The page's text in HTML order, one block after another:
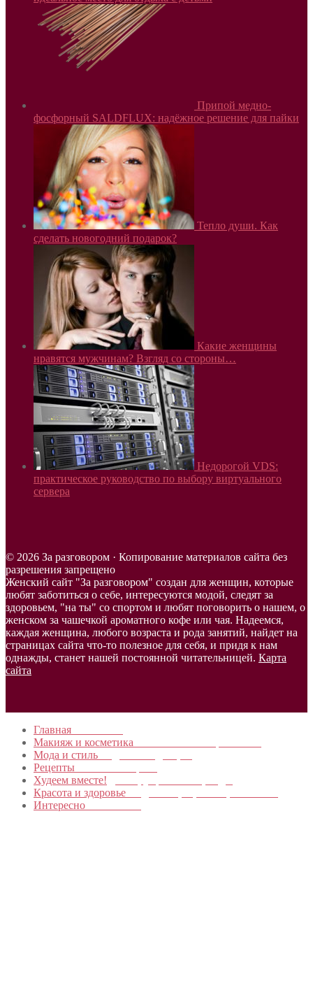
Припой медно-
фосфорный SALDFLUX: надёжное решение для пайки
Тепло души. Как
сделать новогодний подарок?
Какие женщины
нравятся мужчинам? Взгляд со стороны…
Недорогой VDS:
практическое руководство по выбору виртуального
сервера
© 2026 За разговором · Копирование материалов сайта без
разрешения запрещено
Женский сайт "За разговором" создан для женщин, которые
любят заботиться о себе, интересуются модой, следят за
здоровьем, "на ты" со спортом и любят поговорить о нашем, о
женском за чашечкой ароматного кофе или чая. Надеемся,
каждая женщина, любого возраста и рода занятий, найдет на
страницах сайта что-то полезное для себя, и придя к нам
однажды, станет нашей постоянной читательницей. Карта
сайта
Главная
Макияж и косметика
Мода и стиль
Рецепты
Худеем вместе!
Красота и здоровье
Интересно